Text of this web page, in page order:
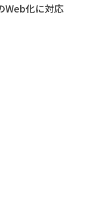
Web化に対応